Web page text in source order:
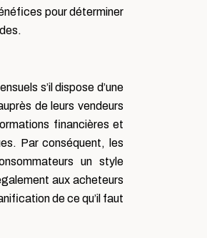
pour déterminer
s’il dispose d’une
de leurs vendeurs
financières et
Par conséquent, les
un style
aux acheteurs
de ce qu’il faut